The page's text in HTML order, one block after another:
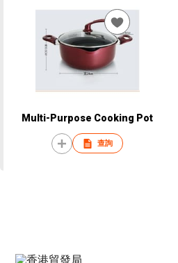
Multi-Purpose Cooking Pot
查詢